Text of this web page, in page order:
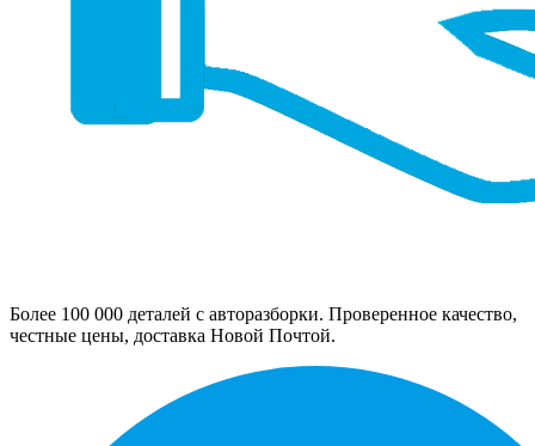
Более 100 000 деталей с авторазборки. Проверенное качество,
честные цены, доставка Новой Почтой.